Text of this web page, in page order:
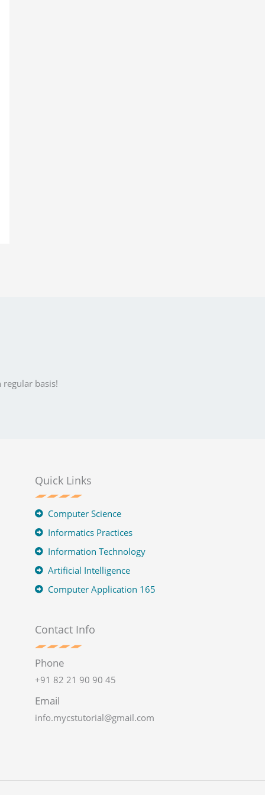
basis!
Quick Links
Computer Science
Informatics Practices
Information Technology
Artificial Intelligence
Computer Application 165
Contact Info
Phone
+91 82 21 90 90 45
Email
info.mycstutorial@gmail.com